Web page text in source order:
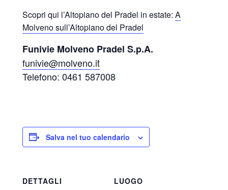
Scopri qui l’Altopiano del Pradel in estate: A
Molveno sull’Altopiano del Pradel
Funivie Molveno Pradel S.p.A.
funivie@molveno.it
Telefono: 0461 587008
Salva nel tuo calendario
DETTAGLI
LUOGO